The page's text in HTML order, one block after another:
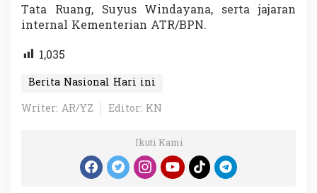
Tata Ruang, Suyus Windayana, serta jajaran
internal Kementerian ATR/BPN.
1,035
Berita Nasional Hari ini
Writer: AR/YZ
Editor: KN
Ikuti Kami